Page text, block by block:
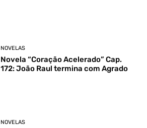
NOVELAS
Novela “Coração Acelerado” Cap.
172: João Raul termina com Agrado
NOVELAS